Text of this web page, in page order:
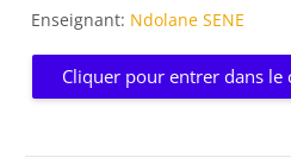
Enseignant: Ndolane SENE
Cliquer pour entrer dans le